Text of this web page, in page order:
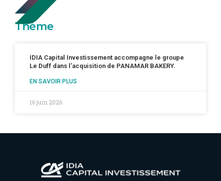
Thème
IDIA Capital Investissement accompagne le groupe
Le Duff dans l’acquisition de PANAMAR BAKERY.
EN SAVOIR PLUS
16 juin 2026